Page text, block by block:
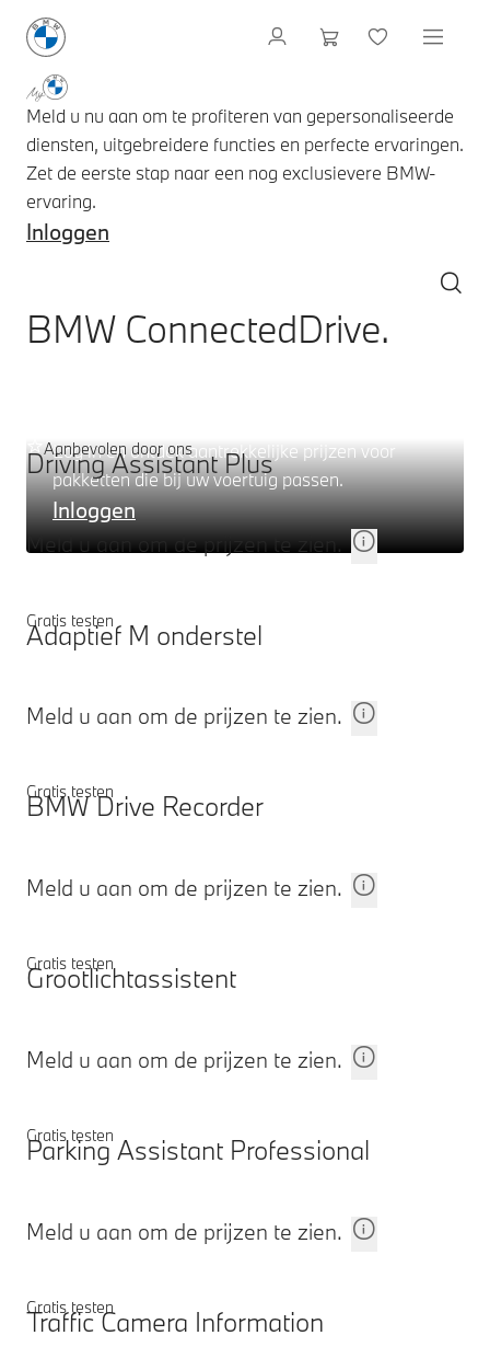
Meld u nu aan om te profiteren van gepersonaliseerde
diensten, uitgebreidere functies en perfecte ervaringen.
Zet de eerste stap naar een nog exclusievere BMW-
ervaring.
Inloggen
BMW ConnectedDrive.
Log in en ontdek aantrekkelijke prijzen voor
pakketten die bij uw voertuig passen.
Inloggen
Aanbevolen door ons
Driving Assistant Plus
Meld u aan om de prijzen te zien.
Gratis testen
Adaptief M onderstel
Meld u aan om de prijzen te zien.
Gratis testen
BMW Drive Recorder
Meld u aan om de prijzen te zien.
Gratis testen
Grootlichtassistent
Meld u aan om de prijzen te zien.
Gratis testen
Parking Assistant Professional
Meld u aan om de prijzen te zien.
Gratis testen
Traffic Camera Information